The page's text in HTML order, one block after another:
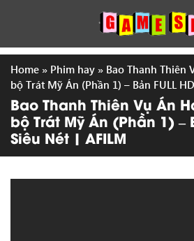
Home » Phim hay » Bao Thanh Thiên
bộ Trát Mỹ Án (Phần 1) – Bản FULL
Bao Thanh Thiên Vụ Án
bộ Trát Mỹ Án (Phần 1) –
Siêu Nét | AFILM